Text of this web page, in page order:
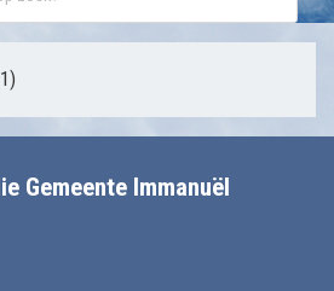
Gemeente Immanuël